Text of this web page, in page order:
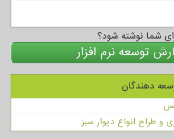
شما نوشته شود؟
توسعه نرم افزار
دهندگان
و طراح انواع دیوار سبز